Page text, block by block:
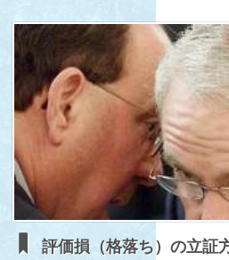
評価損（格落ち）の立証